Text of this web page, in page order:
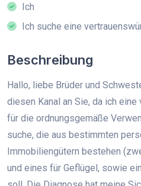
Ich
Ich suche eine
Beschreibung
Hallo, liebe Brüder und
diesen Kanal an Sie, da ich
für die ordnungsgemäße
suche, die aus bestimmten
Immobiliengütern bestehen
und eines für Geflügel, sowie